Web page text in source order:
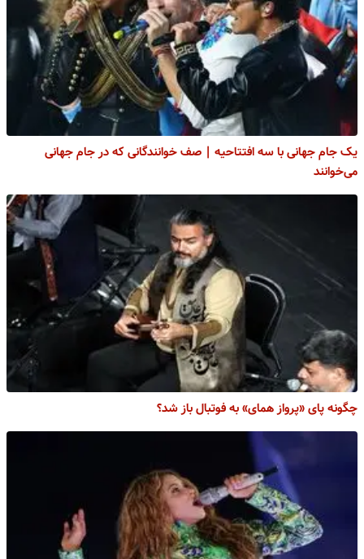
یک جام جهانی با سه افتتاحیه | صف خوانندگانی که در جام جهانی
می‌خوانند
چگونه پای «پرواز همای» به فوتبال باز شد؟